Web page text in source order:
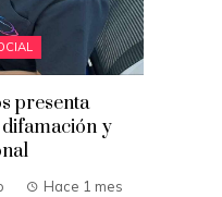
presenta
y
Hace 1 mes